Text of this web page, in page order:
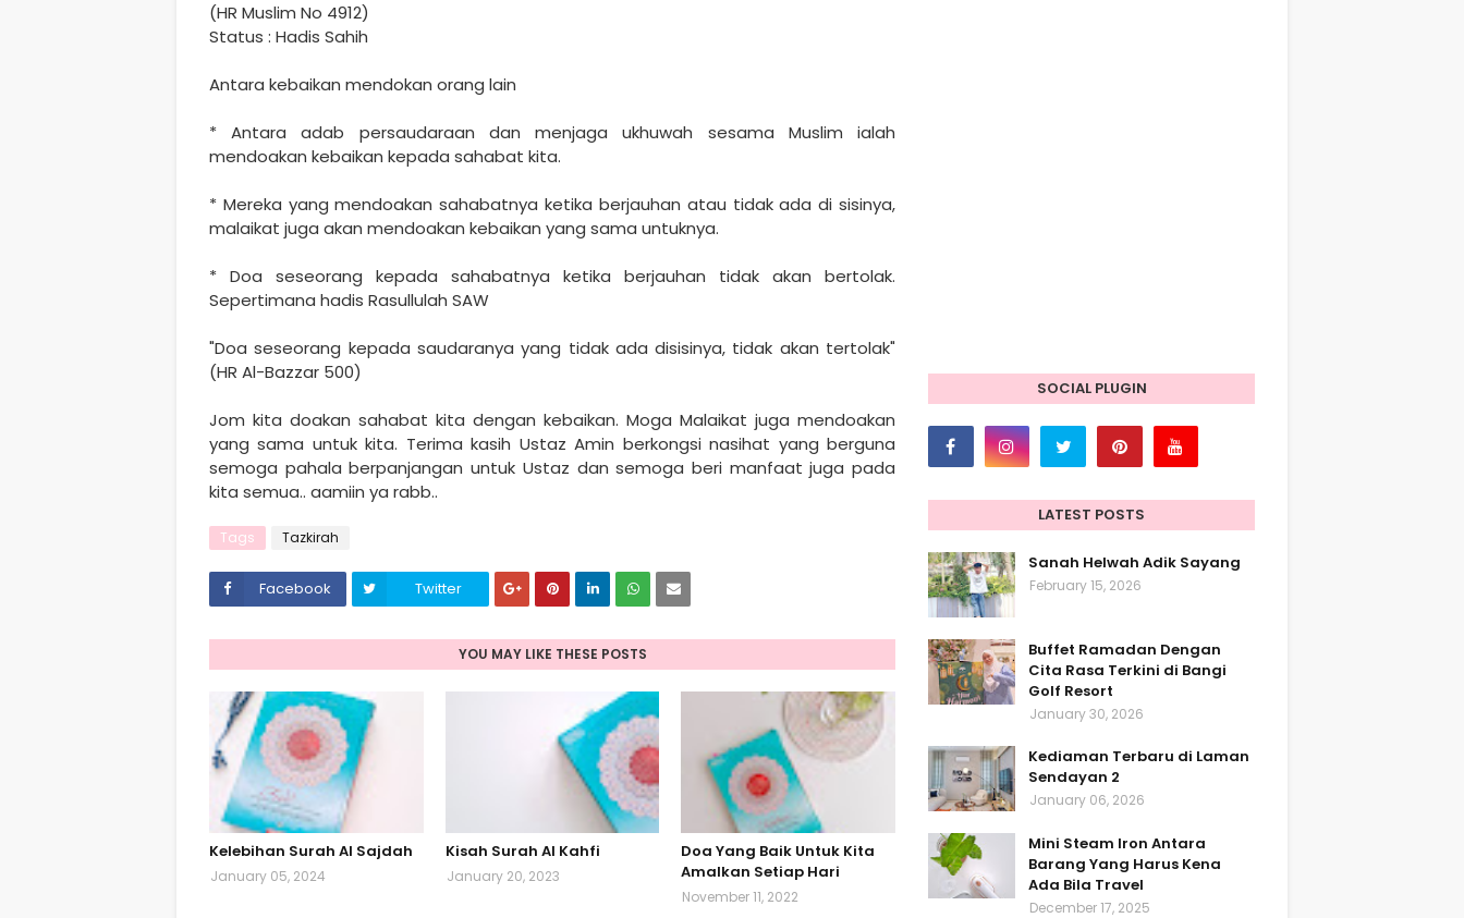
(HR Muslim No 4912)
Status : Hadis Sahih
Antara kebaikan mendokan orang lain
* Antara adab persaudaraan dan menjaga ukhuwah sesama Muslim ialah
mendoakan kebaikan kepada sahabat kita.
* Mereka yang mendoakan sahabatnya ketika berjauhan atau tidak ada di sisinya,
malaikat juga akan mendoakan kebaikan yang sama untuknya.
* Doa seseorang kepada sahabatnya ketika berjauhan tidak akan bertolak.
Sepertimana hadis Rasullulah SAW
"Doa seseorang kepada saudaranya yang tidak ada disisinya, tidak akan tertolak"
(HR Al-Bazzar 500)
Jom kita doakan sahabat kita dengan kebaikan. Moga Malaikat juga mendoakan
yang sama untuk kita. Terima kasih Ustaz Amin berkongsi nasihat yang berguna
semoga pahala berpanjangan untuk Ustaz dan semoga beri manfaat juga pada
kita semua.. aamiin ya rabb..
Tags Tazkirah
Facebook Twitter
YOU MAY LIKE THESE POSTS
Kelebihan Surah Al Sajdah
January 05, 2024
Kisah Surah Al Kahfi
January 20, 2023
Doa Yang Baik Untuk Kita
Amalkan Setiap Hari
November 11, 2022
SOCIAL PLUGIN
LATEST POSTS
Sanah Helwah Adik Sayang
February 15, 2026
Buffet Ramadan Dengan
Cita Rasa Terkini di Bangi
Golf Resort
January 30, 2026
Kediaman Terbaru di Laman
Sendayan 2
January 06, 2026
Mini Steam Iron Antara
Barang Yang Harus Kena
Ada Bila Travel
December 17, 2025